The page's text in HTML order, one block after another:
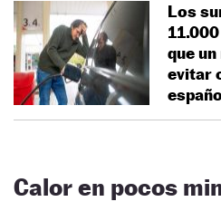
Los
que
evitar
Calor en pocos